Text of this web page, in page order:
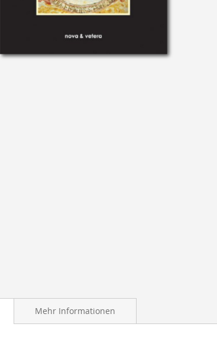
Mehr Informationen